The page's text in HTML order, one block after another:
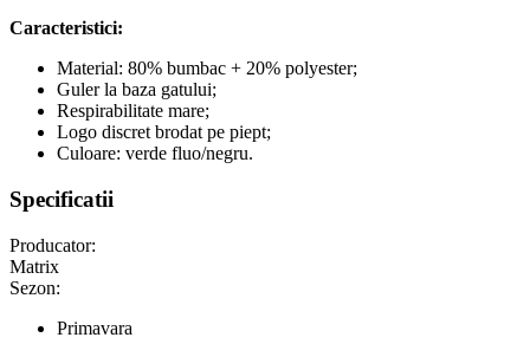
Caracteristici:
Material: 80% bumbac + 20% polyester;
Guler la baza gatului;
Respirabilitate mare;
Logo discret brodat pe piept;
Culoare: verde fluo/negru.
Specificatii
Producator:
Matrix
Sezon:
Primavara